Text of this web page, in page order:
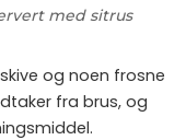
med sitrus
og noen frosne
fra brus, og